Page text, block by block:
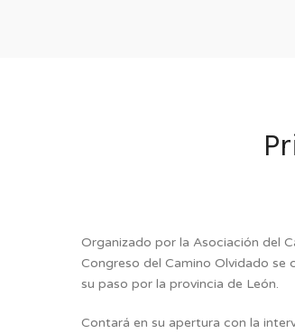
Organizado por la Asociación del
Congreso del Camino Olvidado se
su paso por la provincia de León.
Contará en su apertura con la